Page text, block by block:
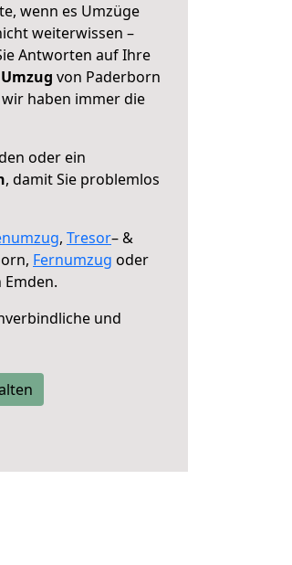
wenn es Umzüge
weiterwissen –
Antworten auf Ihre
von Paderborn
wir haben immer die
oder ein
, damit Sie problemlos
, Tresor– &
Fernumzug oder
und